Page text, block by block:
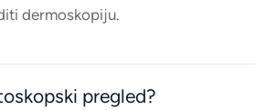
dermoskopiju.
pregled?